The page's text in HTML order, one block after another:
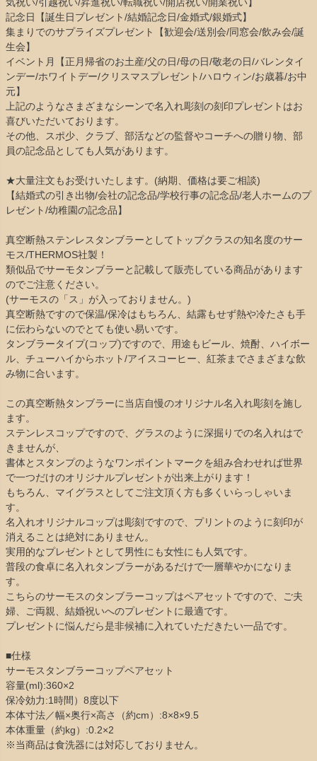
記念日【誕生日プレゼント/結婚記念日/金婚式/銀婚式】
集まりでのサプライズプレゼント【歓迎会/送別会/同窓会/飲み会/誕
生会】
イベント月【正月帰省のお土産/父の日/母の日/敬老の日/バレンタイ
ンデー/ホワイトデー/クリスマスプレゼント/ハロウィン/お歳暮/お中
元】
上記のようなさまざまなシーンで名入れ彫刻の刻印プレゼントはお
喜びいただいております。
その他、スポ少、クラブ、部活などの監督やコーチへの贈り物、部
員の記念品としても人気があります。
★大量注文もお受けいたします。(納期、価格は要ご相談)
【結婚式の引き出物/会社の記念品/学校行事の記念品/老人ホームのプ
レゼント/幼稚園の記念品】
真空断熱ステンレスタンブラーとしてトップクラスの知名度のサー
モス/THERMOS社製！
類似品でサーモタンブラーと記載して販売している商品があります
のでご注意ください。
(サーモスの「ス」が入っておりません。)
真空断熱ですので保温/保冷はもちろん、結露もせず熱や冷たさも手
に伝わらないのでとても使い易いです。
タンブラータイプ(コップ)ですので、用途もビール、焼酎、ハイボー
ル、チューハイからホット/アイスコーヒー、紅茶までさまざまな飲
み物に合います。
この真空断熱タンブラーに当店自慢のオリジナル名入れ彫刻を施し
ます。
ステンレスコップですので、グラスのように深掘りでの名入れはで
きませんが、
書体とスタンプのようなワンポイントマークを組み合わせれば世界
で一つだけのオリジナルプレゼントが出来上がります！
もちろん、マイグラスとしてご注文頂く方も多くいらっしゃいま
す。
名入れオリジナルコップは彫刻ですので、プリントのように刻印が
消えることは絶対にありません。
実用的なプレゼントとして男性にも女性にも人気です。
普段の食卓に名入れタンブラーがあるだけで一層華やかになりま
す。
こちらのサーモスのタンブラーコップはペアセットですので、ご夫
婦、ご両親、結婚祝いへのプレゼントに最適です。
プレゼントに悩んだら是非候補に入れていただきたい一品です。
■仕様
サーモスタンブラーコップペアセット
容量(ml):360×2
保冷効力:1時間）8度以下
本体寸法／幅×奥行×高さ（約cm）:8×8×9.5
本体重量（約kg）:0.2×2
※当商品は食洗器には対応しておりません。